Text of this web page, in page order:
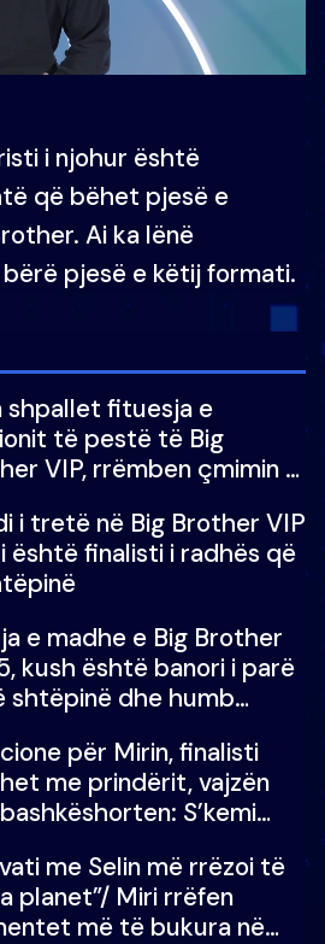
i njohur është
që bëhet pjesë e
Ai ka lënë
pjesë e këtij formati.
shpallet fituesja e
të pestë të Big
VIP, rrëmben çmimin e
i tretë në Big Brother VIP
është finalisti i radhës që
e madhe e Big Brother
kush është banori i parë
shtëpinë dhe humb
e madh
për Mirin, finalisti
me prindërit, vajzën
S’kemi
me Selin më rrëzoi të
planet”/ Miri rrëfen
më të bukura në